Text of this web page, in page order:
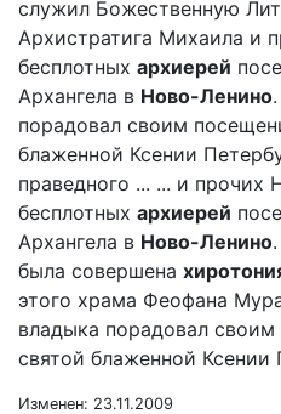
служил Божественную
Архистратига Михаила и
бесплотных архиерей
Архангела в Ново-Ленино
порадовал своим
блаженной Ксении
праведного ... ... и прочих
бесплотных архиерей
Архангела в Ново-Ленино
была совершена
этого храма Феофана
владыка порадовал
святой блаженной Ксении
Изменен: 23.11.2009